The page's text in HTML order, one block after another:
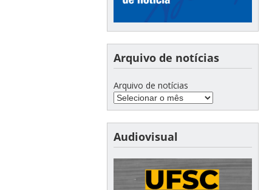
Arquivo de notícias
Arquivo de notícias
Audiovisual